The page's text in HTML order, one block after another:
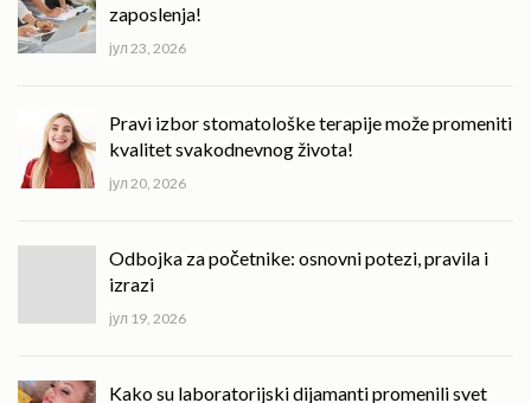
zaposlenja!
јул 23, 2026
Pravi izbor stomatološke terapije može promeniti
kvalitet svakodnevnog života!
јул 20, 2026
Odbojka za početnike: osnovni potezi, pravila i
izrazi
јул 19, 2026
Kako su laboratorijski dijamanti promenili svet